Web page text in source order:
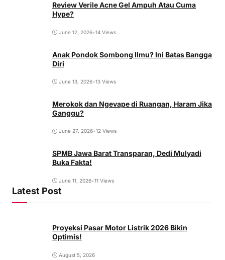
Review Verile Acne Gel Ampuh Atau Cuma
Hype?
June 12, 2026•14 Views
Anak Pondok Sombong Ilmu? Ini Batas Bangga
Diri
June 13, 2026•13 Views
Merokok dan Ngevape di Ruangan, Haram Jika
Ganggu?
June 27, 2026•12 Views
SPMB Jawa Barat Transparan, Dedi Mulyadi
Buka Fakta!
June 11, 2026•11 Views
Latest Post
Proyeksi Pasar Motor Listrik 2026 Bikin
Optimis!
August 5, 2026